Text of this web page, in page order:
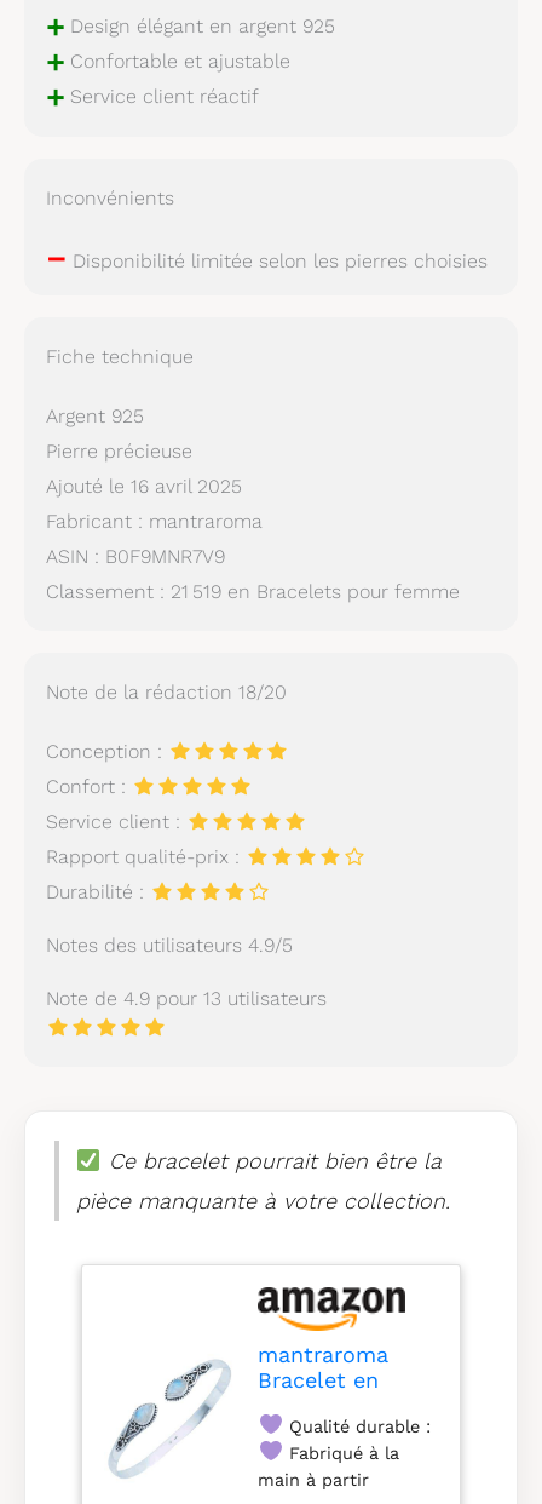
+Design élégant en argent 925
+Confortable et ajustable
+Service client réactif
Inconvénients
– Disponibilité limitée selon les pierres choisies
Fiche technique
Argent 925
Pierre précieuse
Ajouté le 16 avril 2025
Fabricant : mantraroma
ASIN : B0F9MNR7V9
Classement : 21 519 en Bracelets pour femme
Note de la rédaction 18/20
Conception :
Confort :
Service client :
Rapport qualité-prix :
Durabilité :
Notes des utilisateurs 4.9/5
Note de 4.9 pour 13 utilisateurs
Ce bracelet pourrait bien être la
pièce manquante à votre collection.
mantraroma
Bracelet en
Pierre de Lune
Blanche et
Pierres
Qualité durable :
Fabriqué à la
main à partir